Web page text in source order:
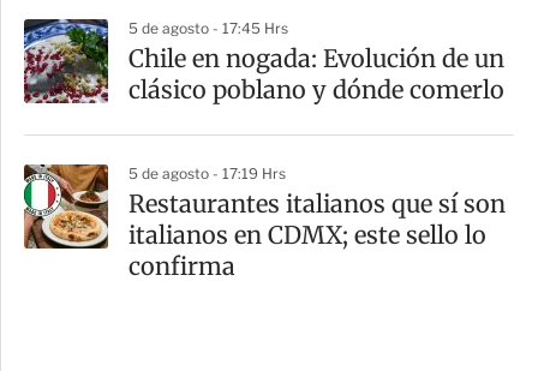
5 de agosto - 17:45 Hrs
Chile en nogada: Evolución de un
clásico poblano y dónde comerlo
5 de agosto - 17:19 Hrs
Restaurantes italianos que sí son
italianos en CDMX; este sello lo
confirma